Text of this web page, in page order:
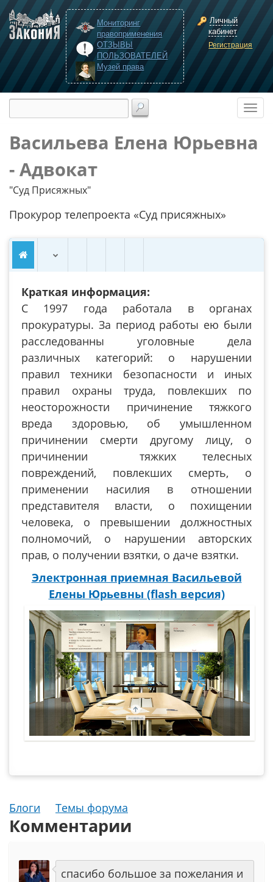
Мониторинг
правоприменения
ОТЗЫВЫ
ПОЛЬЗОВАТЕЛЕЙ
Музей права
Личный
кабинет
Регистрация
Васильева Елена Юрьевна
- Адвокат
"Суд Присяжных"
Прокурор телепроекта «Суд присяжных»
Краткая информация:
С 1997 года работала в органах
прокуратуры. За период работы ею были
расследованны уголовные дела
различных категорий: о нарушении
правил техники безопасности и иных
правил охраны труда, повлекших по
неосторожности причинение тяжкого
вреда здоровью, об умышленном
причинении смерти другому лицу, о
причинении тяжких телесных
повреждений, повлекших смерть, о
применении насилия в отношении
представителя власти, о похищении
человека, о превышении должностных
полномочий, о нарушении авторских
прав, о получении взятки, о даче взятки.
Электронная приемная Васильевой
Елены Юрьевны (flash версия)
Блоги Темы форума
Комментарии
спасибо большое за пожелания и